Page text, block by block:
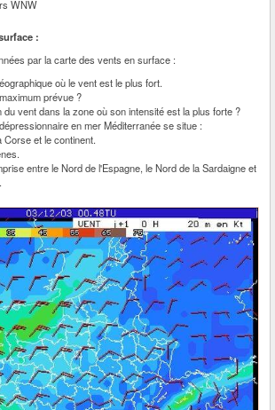
WNW
:
par la carte des vents en surface :
où le vent est le plus fort.
prévue ?
du vent dans la zone où son intensité est la plus forte ?
en mer Méditerranée se situe :
et le continent.
entre le Nord de l'Espagne, le Nord de la Sardaigne et